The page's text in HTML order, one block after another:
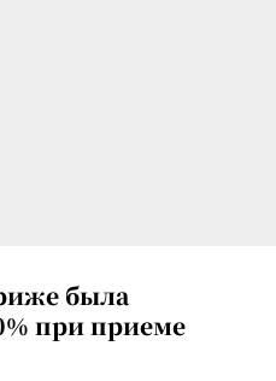
была
при приеме